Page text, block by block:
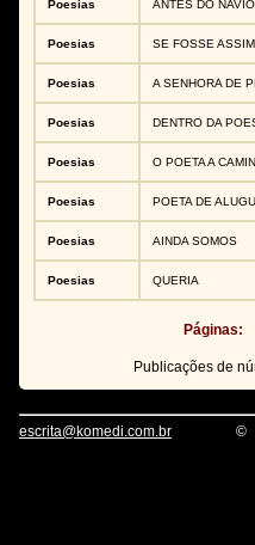
Poesias ANTES DO
Poesias SE FOSSE ASSIM
Poesias A SENHORA DE
Poesias DENTRO DA
Poesias O POETA A
Poesias POETA DE
Poesias AINDA SOMOS
Poesias QUERIA
Páginas:
Publicações de
escrita@komedi.com.br ©